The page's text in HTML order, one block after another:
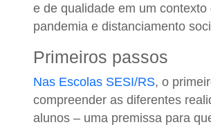
e de qualidade em um contexto
pandemia e distanciamento
Primeiros passos
Nas Escolas SESI/RS, o
compreender as diferentes
alunos – uma premissa para